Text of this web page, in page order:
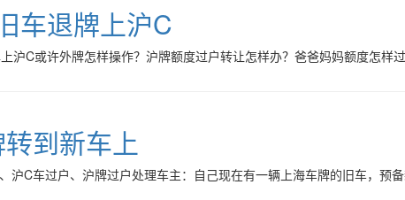
车退牌上沪C
沪C或许外牌怎样操作？沪牌额度过户转让怎样办？爸爸妈妈额度怎样
到新车上
沪C车过户、沪牌过户处理车主：自己现在有一辆上海车牌的旧车，预